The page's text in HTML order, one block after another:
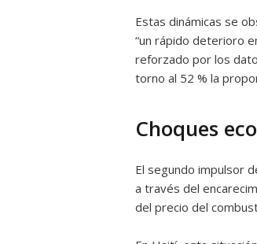
Estas dinámicas se
“un rápido deterioro
reforzado por los
torno al 52 % la
Choques
El segundo impulsor
a través del
del precio del